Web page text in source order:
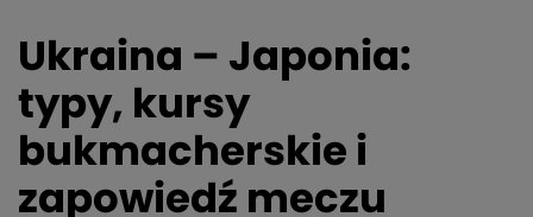
Ukraina – Japonia:
typy, kursy
bukmacherskie i
zapowiedź meczu